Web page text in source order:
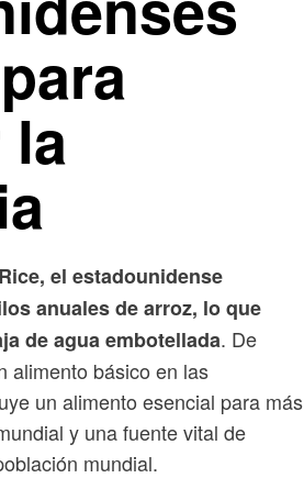
el estadounidense
anuales de arroz, lo que
de agua embotellada. De
alimento básico en las
un alimento esencial para más
y una fuente vital de
mundial.